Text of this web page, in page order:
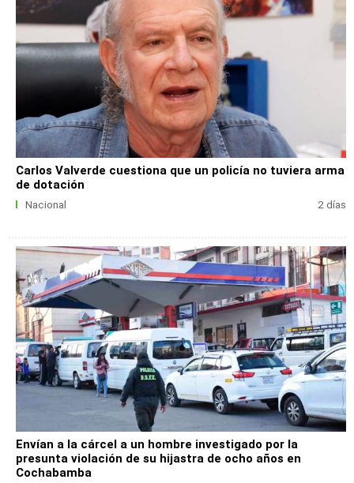
Carlos Valverde cuestiona que un policía no tuviera arma
de dotación
Nacional 2 días
Envían a la cárcel a un hombre investigado por la
presunta violación de su hijastra de ocho años en
Cochabamba